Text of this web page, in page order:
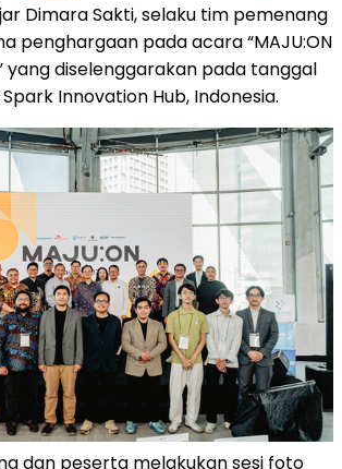
Dimara Sakti, selaku tim pemenang
penghargaan pada acara “MAJU:ON
yang diselenggarakan pada tanggal
Spark Innovation Hub, Indonesia.
dan peserta melakukan sesi foto